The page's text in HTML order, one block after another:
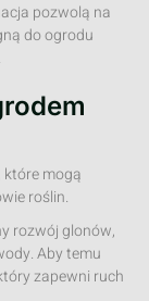
pozwolą na
do ogrodu
mogą
roślin.
rozwój glonów,
Aby temu
zapewni ruch